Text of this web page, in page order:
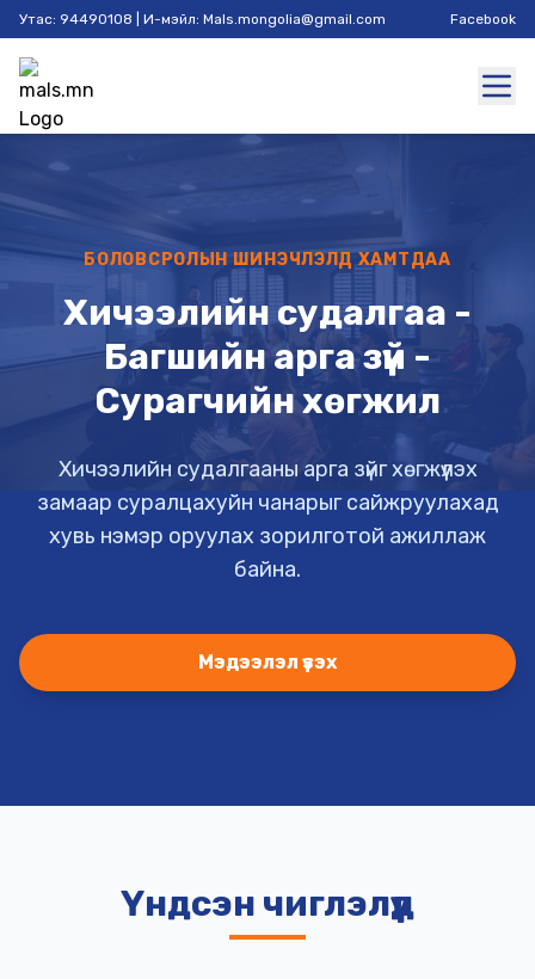
Утас: 94490108 | И-мэйл: Mals.mongolia@gmail.com Facebook
БОЛОВСРОЛЫН ШИНЭЧЛЭЛД ХАМТДАА
Хичээлийн судалгаа -
Багшийн арга зүй -
Сурагчийн хөгжил
Хичээлийн судалгааны арга зүйг хөгжүүлэх
замаар суралцахуйн чанарыг сайжруулахад
хувь нэмэр оруулах зорилготой ажиллаж
байна.
Мэдээлэл үзэх
Үндсэн чиглэлүүд